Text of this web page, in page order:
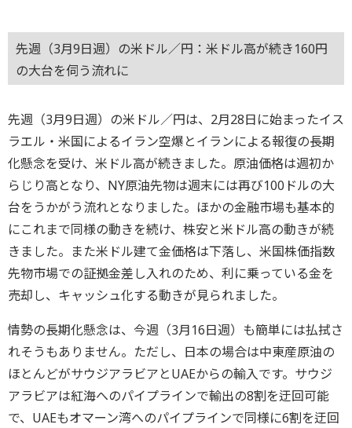
先週（3月9日週）の米ドル／円：米ドル高が続き160円
の大台を伺う流れに
先週（3月9日週）の米ドル／円は、2月28日に始まったイス
ラエル・米国によるイラン空爆とイランによる報復の長期
化懸念を受け、米ドル高が続きました。原油価格は週初か
らじり高となり、NY原油先物は週末には再び100ドルの大
台をうかがう流れとなりました。ほかの金融市場も基本的
にこれまで同様の動きを続け、株安と米ドル高の動きが続
きました。また米ドル建て金価格は下落し、米国株価指数
先物市場での証拠金差し入れのため、利に乗っている金を
売却し、キャッシュ化する動きが見られました。
情勢の長期化懸念は、今週（3月16日週）も簡単には払拭さ
れそうもありません。ただし、日本の場合は中東産原油の
ほとんどがサウジアラビアとUAEからの輸入です。サウジ
アラビアは紅海へのパイプラインで輸出の8割を迂回可能
で、UAEもオマーン湾へのパイプラインで同様に6割を迂回